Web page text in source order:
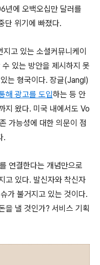
년에 오백오십만 달러를
단 위기에 빠졌다.
고 있는 소셜커뮤니케이
있는 방안을 제시하지 못
는 형국이다. 장글(Jangl)
해 광고를 도입하는 등 안
지 왔다. 미국 내에서도 Vo
가능성에 대한 의문이 점
.
연결한다는 개념만으로
고 있다. 발신자와 착신자
가 불거지고 있는 것이다.
을 낼 것인가? 서비스 기획